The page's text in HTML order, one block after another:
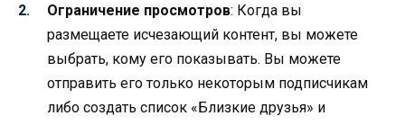
Ограничение просмотров: Когда вы
размещаете исчезающий контент, вы можете
выбрать, кому его показывать. Вы можете
отправить его только некоторым подписчикам
либо создать список «Близкие друзья» и